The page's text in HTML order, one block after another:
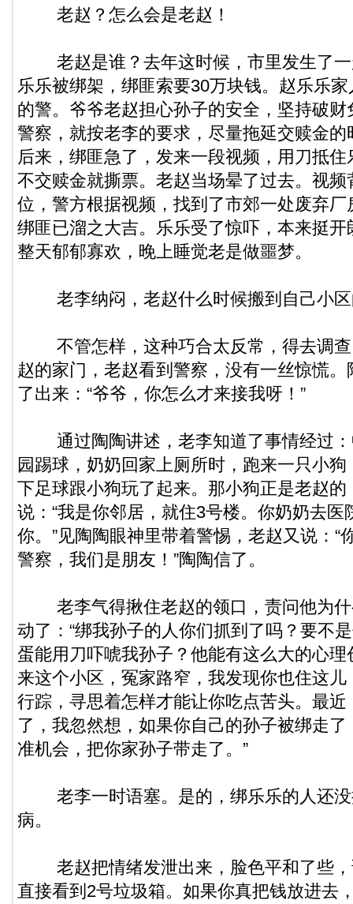
老赵？怎么会是老赵！
老赵是谁？去年这时候，市里发生了一
乐乐被绑架，绑匪索要30万块钱。赵乐乐
的警。爷爷老赵担心孙子的安全，坚持破
警察，就按老李的要求，尽量拖延交赎金
后来，绑匪急了，发来一段视频，用刀抵
不交赎金就撕票。老赵当场晕了过去。视
位，警方根据视频，找到了市郊一处废弃
绑匪已溜之大吉。乐乐受了惊吓，本来挺
整天郁郁寡欢，晚上睡觉老是做噩梦。
老李纳闷，老赵什么时候搬到自己小区
不管怎样，这种巧合太反常，得去调查
赵的家门，老赵看到警察，没有一丝惊慌
了出来：“爷爷，你怎么才来接我呀！”
通过陶陶讲述，老李知道了事情经过：
园踢球，奶奶回家上厕所时，跑来一只小
下足球跟小狗玩了起来。那小狗正是老赵
说：“我是你邻居，就住3号楼。你奶奶去医
你。”见陶陶眼神里带着警惕，老赵又说：“
警察，我们是朋友！”陶陶信了。
老李气得揪住老赵的领口，责问他为什
动了：“绑我孙子的人你们抓到了吗？要不
蛋能用刀吓唬我孙子？他能有这么大的心
来这个小区，冤家路窄，我发现你也住这
行踪，寻思着怎样才能让你吃点苦头。最
了，我忽然想，如果你自己的孙子被绑走
准机会，把你家孙子带走了。”
老李一时语塞。是的，绑乐乐的人还没
病。
老赵把情绪发泄出来，脸色平和了些，
直接看到2号垃圾箱。如果你真把钱放进去